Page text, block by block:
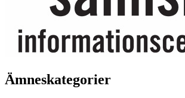
Ämneskategorier